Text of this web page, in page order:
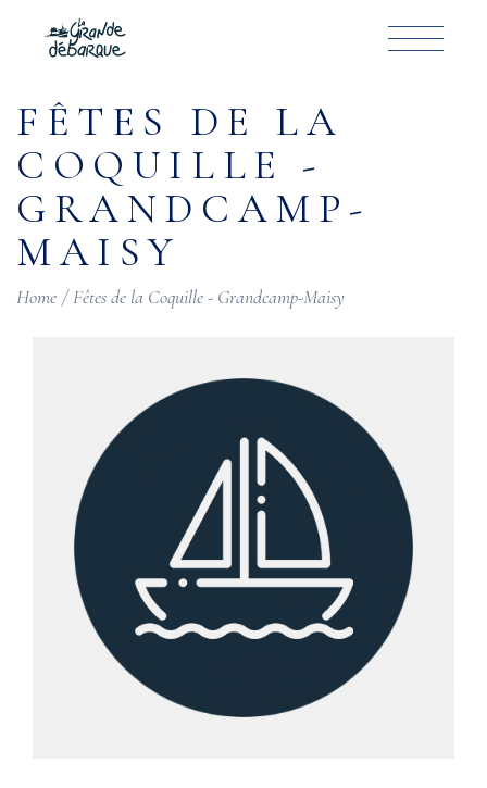
content
FÊTES DE LA
COQUILLE -
GRANDCAMP-
MAISY
Home Fêtes de la Coquille - Grandcamp-Maisy